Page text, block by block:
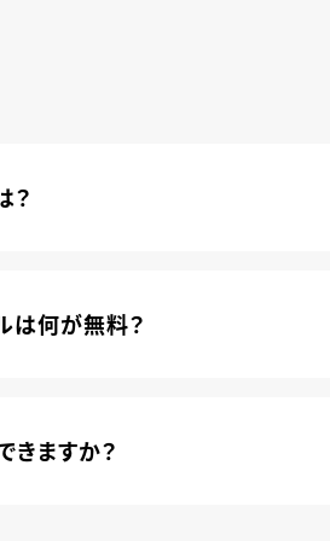
？
は何が無料？
きますか？